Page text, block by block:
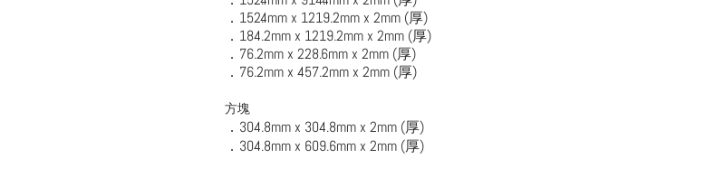
．152.4mm x 1219.2mm x 2mm (厚)
．184.2mm x 1219.2mm x 2mm (厚)
．76.2mm x 228.6mm x 2mm (厚)
．76.2mm x 457.2mm x 2mm (厚)
方塊
． 304.8mm x 304.8mm x 2mm (厚)
．304.8mm x 609.6mm x 2mm (厚)